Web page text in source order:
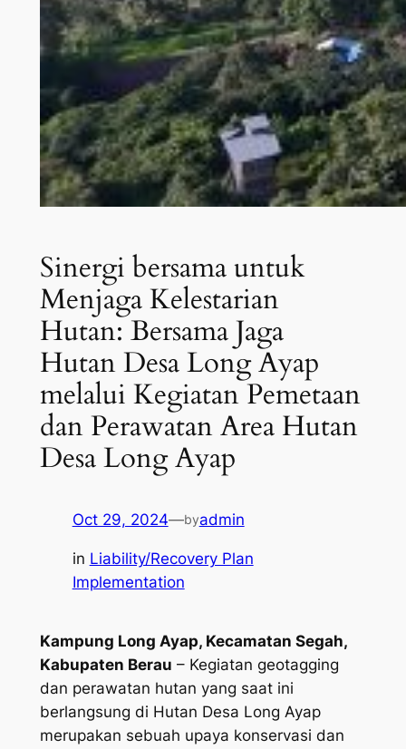
Sinergi bersama untuk
Menjaga Kelestarian
Hutan: Bersama Jaga
Hutan Desa Long Ayap
melalui Kegiatan Pemetaan
dan Perawatan Area Hutan
Desa Long Ayap
Oct 29, 2024—byadmin
in Liability/Recovery Plan
Implementation
Kampung Long Ayap, Kecamatan Segah,
Kabupaten Berau – Kegiatan geotagging
dan perawatan hutan yang saat ini
berlangsung di Hutan Desa Long Ayap
merupakan sebuah upaya konservasi dan